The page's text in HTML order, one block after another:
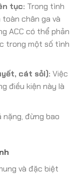
tục: Trong tình
chân ga và
ACC có thể phản
trong một số tình
cát sỏi): Việc
điều kiện này là
đừng bao
và đặc biệt